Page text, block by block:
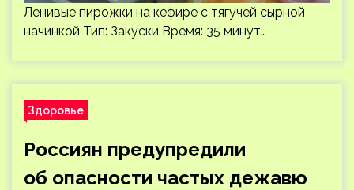
Ленивые пирожки на кефире с тягучей сырной
начинкой Тип: Закуски Время: 35 минут…
Здоровье
Россиян предупредили
об опасности частых дежавю